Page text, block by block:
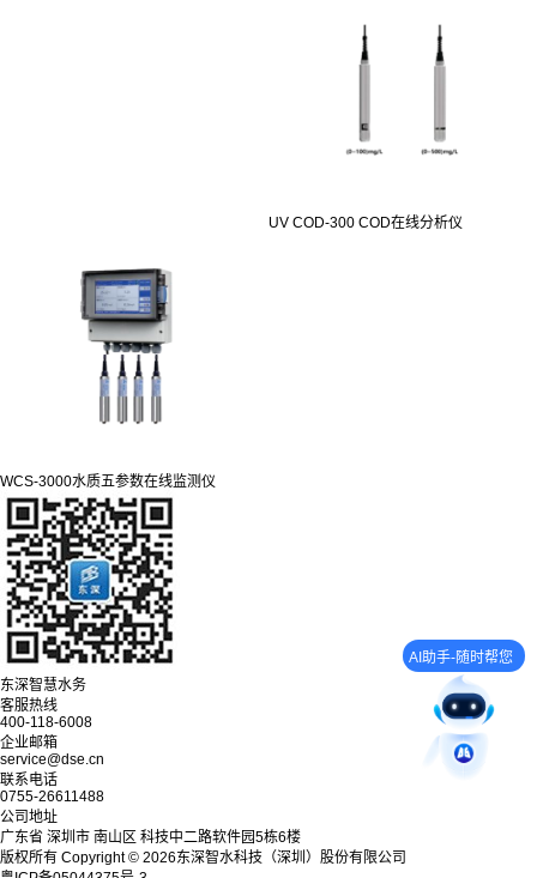
UV COD-300 COD在线分析仪
WCS-3000水质五参数在线监测仪
东深智慧水务
客服热线
400-118-6008
企业邮箱
service@dse.cn
联系电话
0755-26611488
公司地址
广东省 深圳市 南山区 科技中二路软件园5栋6楼
版权所有 Copyright © 2026东深智水科技（深圳）股份有限公司
AI助手-随时帮您